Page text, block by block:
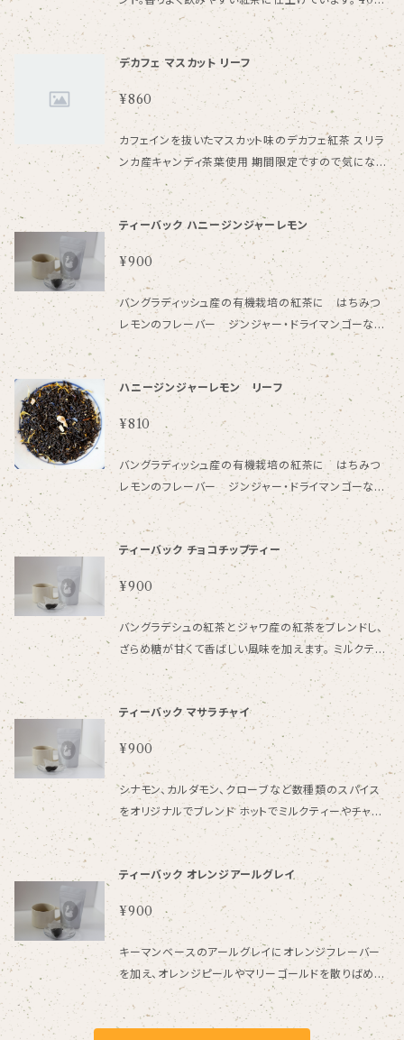
原材料 紅茶、ラベンダー
デカフェ マスカット リーフ
¥860
カフェインを抜いたマスカット味のデカフェ紅茶 スリラ
ンカ産キャンディ茶葉使用 期間限定ですので気になる
方はぜひ。 40gリーフタイプ 一度の購入は全て合わせ
て5袋までとなります。 ご注意ください。
ティーバック ハニージンジャーレモン
¥900
バングラディッシュ産の有機栽培の紅茶に はちみつ
レモンのフレーバー ジンジャー・ドライマンゴーなど
をブレンドして飲みやすくしております。 紅茶、マンゴ
ー、ジンジャー、コーンフラワー、マリーゴールド、砂
糖、/香料 クエン酸 保存料 3.5ｇ×8個入 一回のご購入
で発送できる個数は全商品合わせて５袋までになって
おります。
ハニージンジャーレモン リーフ
¥810
バングラディッシュ産の有機栽培の紅茶に はちみつ
レモンのフレーバー ジンジャー・ドライマンゴーなど
をブレンドして飲みやすくしております。 moiromi 内
で 一番人気商品となりました。 40g 一回のご購入で
発送できる個数は全商品合わせて５袋までになってお
ります。
ティーバック チョコチップティー
¥900
バングラデシュの紅茶とジャワ産の紅茶をブレンドし、
ざらめ糖が甘くて香ばしい風味を加えます。 ミルクティ
ーがおすすめです。チョコレートチップ入り。 3.5ｇ×8個
紅茶、ザラメ糖（原料糖）、チョコレート（砂糖、植物油
脂、乳糖、ココアパウダー、全粉乳、カカオマス)／香料、
着色料（カラメル色素）、乳化剤（大豆由来） 原産国 バ
ングラデシュ、インドネシア 一回のご購入で発送できる
個数は全商品合わせて５袋までになっております
ティーバック マサラチャイ
¥900
シナモン、カルダモン、クローブなど数種類のスパイス
をオリジナルでブレンド ホットでミルクティーやチャイ
夏場はアイスミルクティーにもオススメです。 3.5ｇ×8
個入 一回のご購入で発送できる個数は全商品合わせ
て５袋までになっております
ティーバック オレンジアールグレイ
¥900
キーマンベースのアールグレイにオレンジフレーバー
を加え、オレンジピールやマリーゴールドを散りばめま
した。 ホット、アイスどちらも美味しく飲んでいただけま
す。 水出しOK 3.5ｇ×8個入 紅茶、オレンジピール、マ